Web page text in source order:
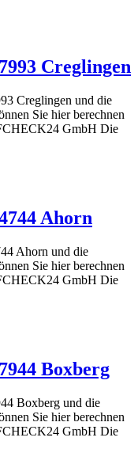
Creglingen
Creglingen und die
Sie hier berechnen
GmbH Die
Ahorn
Ahorn und die
Sie hier berechnen
GmbH Die
Boxberg
Boxberg und die
Sie hier berechnen
GmbH Die